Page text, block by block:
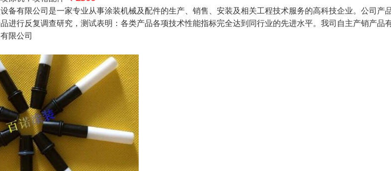
有限公司是一家专业从事涂装机械及配件的生产、销售、安装及相关工程技术服务的高科技企业。公司产
进行反复调查研究，测试表明：各类产品各项技术性能指标完全达到同行业的先进水平。我司自主产销产品
限公司